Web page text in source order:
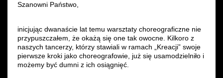
Szanowni Państwo,
inicjując dwanaście lat temu warsztaty choreograficzne nie
przypuszczałem, że okażą się one tak owocne. Kilkoro z
naszych tancerzy, którzy stawiali w ramach „Kreacji” swoje
pierwsze kroki jako choreografowie, już się usamodzielniło i
możemy być dumni z ich osiągnięć.